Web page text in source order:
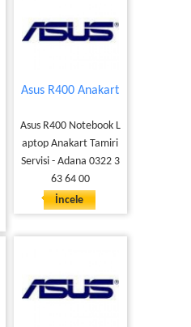
Asus R400 Anakart
Asus R400 Notebook L
aptop Anakart Tamiri
Servisi - Adana 0322 3
63 64 00
İncele